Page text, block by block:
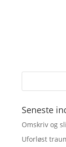
Seneste
Omskriv og
Uforløst